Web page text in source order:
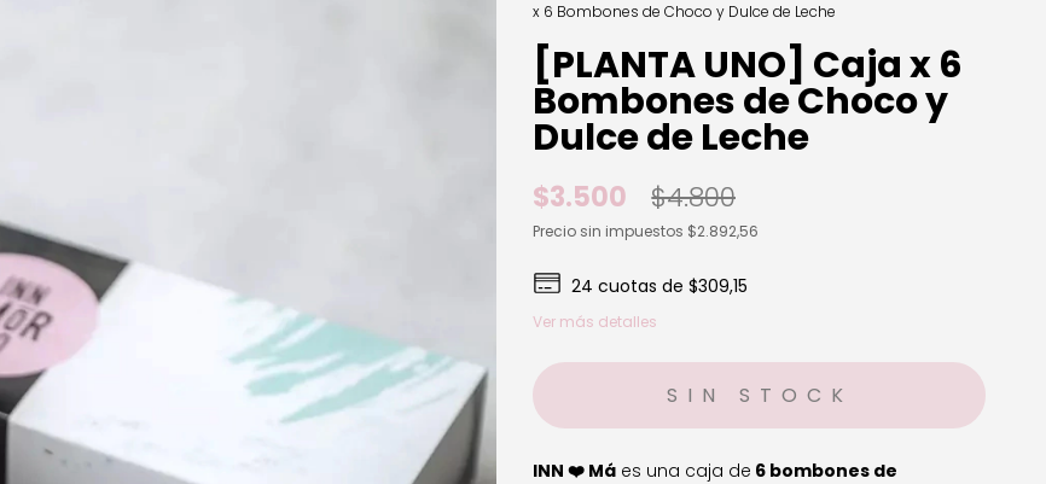
x 6 Bombones de Choco y Dulce de Leche
[PLANTA UNO] Caja x 6
Bombones de Choco y
Dulce de Leche
$3.500 $4.800
Precio sin impuestos $2.892,56
24 cuotas de $309,15
Ver más detalles
INN ❤️ Má es una caja de 6 bombones de